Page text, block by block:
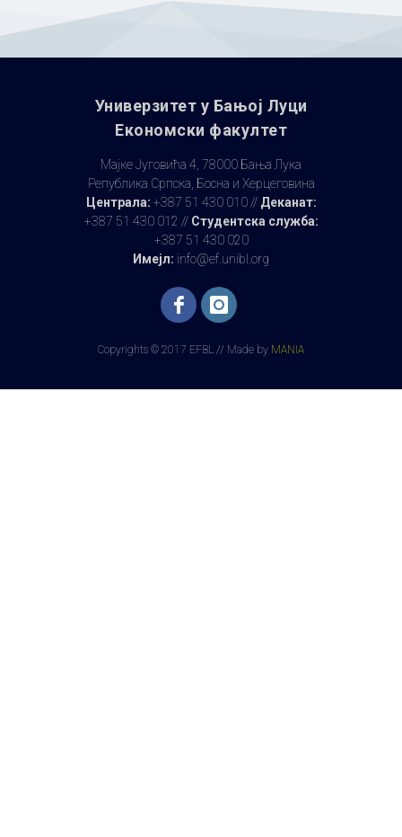
Универзитет у Бањoj Луци
Економски факултет
Мајке Југовића 4, 78000 Бања Лука
Република Српска, Босна и Херцеговина
Централа: +387 51 430 010 // Деканат:
+387 51 430 012 // Студентска служба:
+387 51 430 020
Имејл: info@ef.unibl.org
Copyrights © 2017 EFBL // Made by MANIA